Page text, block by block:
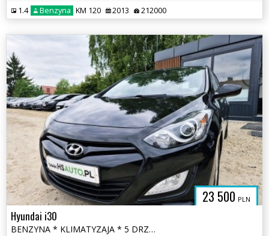
1.4 Benzyna KM 120 2013 212000
23 500 PLN
Hyundai i30
BENZYNA * KLIMATYZAJA * 5 DRZWI * super * okazja * polecamy